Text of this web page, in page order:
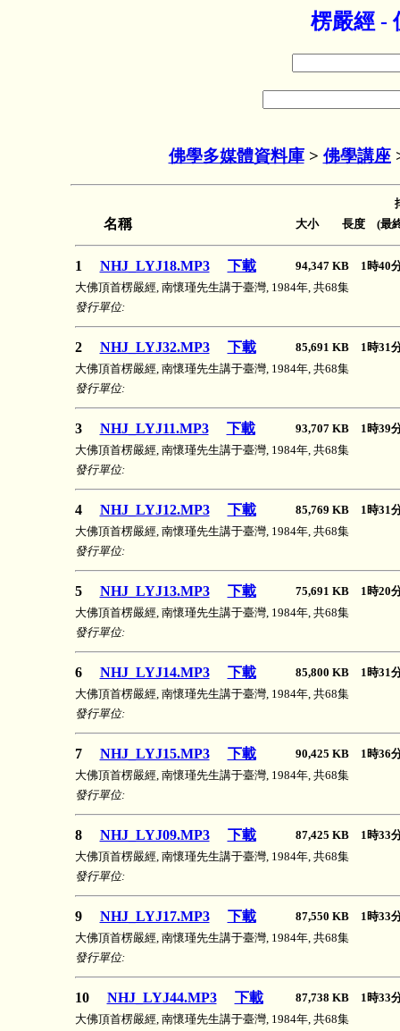
楞嚴經 -
佛學多媒體資料庫> 佛學講座
名稱 大小 長度 (最終
1 NHJ_LYJ18.MP3 下載
94,347 KB 1時40
大佛頂首楞嚴經, 南懷瑾先生講于臺灣, 1984年, 共68集
發行單位:
2 NHJ_LYJ32.MP3 下載
85,691 KB 1時31
大佛頂首楞嚴經, 南懷瑾先生講于臺灣, 1984年, 共68集
發行單位:
3 NHJ_LYJ11.MP3 下載
93,707 KB 1時39
大佛頂首楞嚴經, 南懷瑾先生講于臺灣, 1984年, 共68集
發行單位:
4 NHJ_LYJ12.MP3 下載
85,769 KB 1時31
大佛頂首楞嚴經, 南懷瑾先生講于臺灣, 1984年, 共68集
發行單位:
5 NHJ_LYJ13.MP3 下載
75,691 KB 1時20
大佛頂首楞嚴經, 南懷瑾先生講于臺灣, 1984年, 共68集
發行單位:
6 NHJ_LYJ14.MP3 下載
85,800 KB 1時31
大佛頂首楞嚴經, 南懷瑾先生講于臺灣, 1984年, 共68集
發行單位:
7 NHJ_LYJ15.MP3 下載
90,425 KB 1時36
大佛頂首楞嚴經, 南懷瑾先生講于臺灣, 1984年, 共68集
發行單位:
8 NHJ_LYJ09.MP3 下載
87,425 KB 1時33
大佛頂首楞嚴經, 南懷瑾先生講于臺灣, 1984年, 共68集
發行單位:
9 NHJ_LYJ17.MP3 下載
87,550 KB 1時33
大佛頂首楞嚴經, 南懷瑾先生講于臺灣, 1984年, 共68集
發行單位:
10 NHJ_LYJ44.MP3 下載
87,738 KB 1時33
大佛頂首楞嚴經, 南懷瑾先生講于臺灣, 1984年, 共68集